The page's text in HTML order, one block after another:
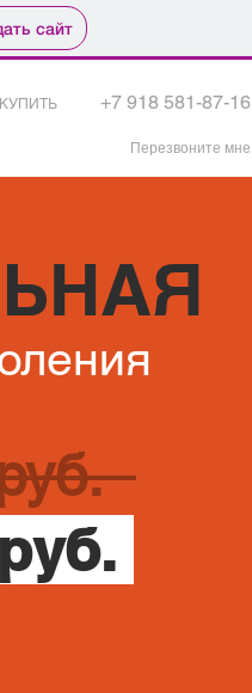
сайт
КУПИТЬ +7 918 581-87-16
Перезвоните мне